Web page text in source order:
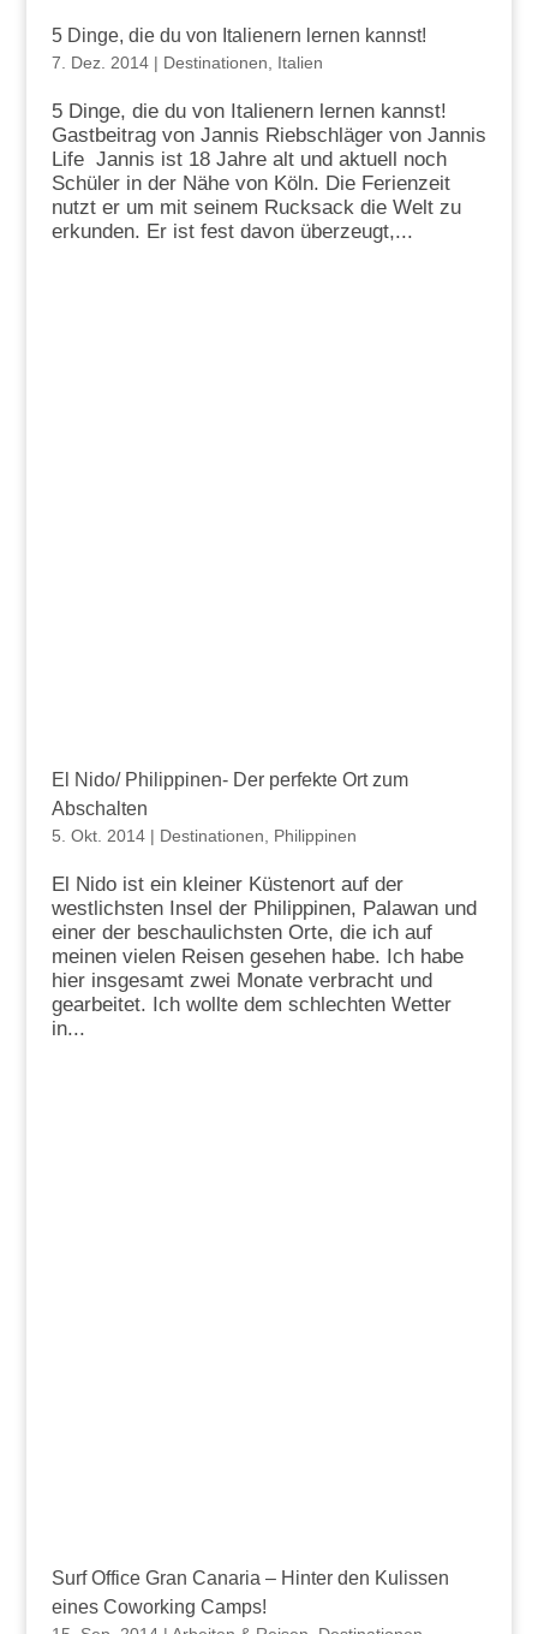
5 Dinge, die du von Italienern lernen kannst!
7. Dez. 2014| Destinationen Italien
5 Dinge, die du von Italienern lernen kannst!
Gastbeitrag von Jannis Riebschläger von Jannis
Life Jannis ist 18 Jahre alt und aktuell noch
Schüler in der Nähe von Köln. Die Ferienzeit
nutzt er um mit seinem Rucksack die Welt zu
erkunden. Er ist fest davon überzeugt,...
El Nido/ Philippinen- Der perfekte Ort zum
Abschalten
5. Okt. 2014| Destinationen, Philippinen
El Nido ist ein kleiner Küstenort auf der
westlichsten Insel der Philippinen, Palawan und
einer der beschaulichsten Orte, die ich auf
meinen vielen Reisen gesehen habe. Ich habe
hier insgesamt zwei Monate verbracht und
gearbeitet. Ich wollte dem schlechten Wetter
in...
Surf Office Gran Canaria – Hinter den Kulissen
eines Coworking Camps!